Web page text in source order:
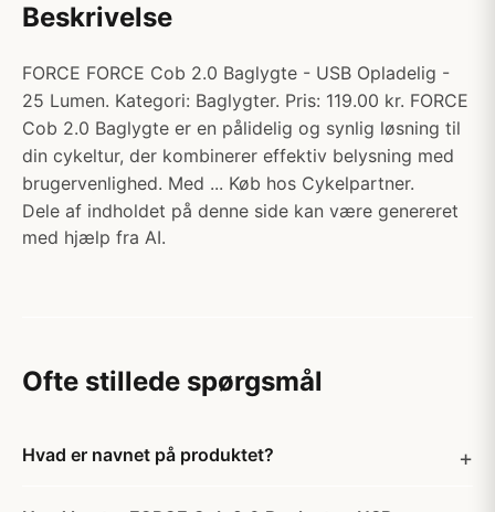
Beskrivelse
FORCE FORCE Cob 2.0 Baglygte - USB Opladelig -
25 Lumen. Kategori: Baglygter. Pris: 119.00 kr. FORCE
Cob 2.0 Baglygte er en pålidelig og synlig løsning til
din cykeltur, der kombinerer effektiv belysning med
brugervenlighed. Med ... Køb hos Cykelpartner.
Dele af indholdet på denne side kan være genereret
med hjælp fra AI.
Ofte stillede spørgsmål
Hvad er navnet på produktet?